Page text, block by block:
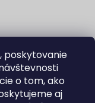
poskytovanie
o tom, ako
aj